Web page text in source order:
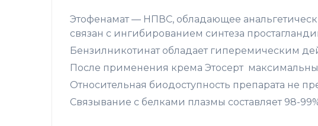
Этофенамат — НПВС, обладающее
связан с ингибированием синтеза
Бензилникотинат обладает гиперемическим
После применения крема Этосерт
Относительная биодоступность препарата не
Связывание с белками плазмы составляет 98-